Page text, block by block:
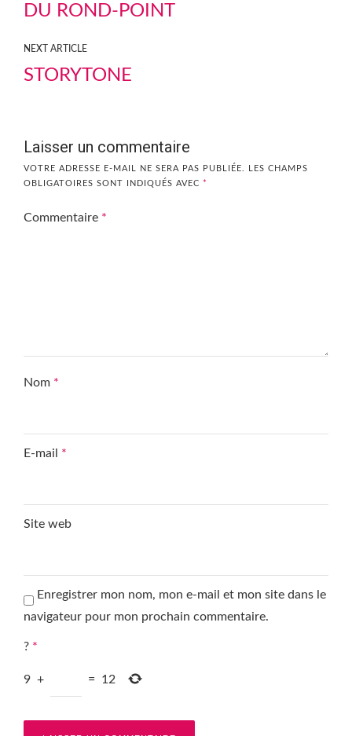
DU ROND-POINT
NEXT ARTICLE
STORYTONE
Laisser un commentaire
VOTRE ADRESSE E-MAIL NE SERA PAS PUBLIÉE.
LES CHAMPS
OBLIGATOIRES SONT INDIQUÉS AVEC *
Commentaire *
Nom *
E-mail *
Site web
Enregistrer mon nom, mon e-mail et mon site dans le
navigateur pour mon prochain commentaire.
? *
9 + = 12